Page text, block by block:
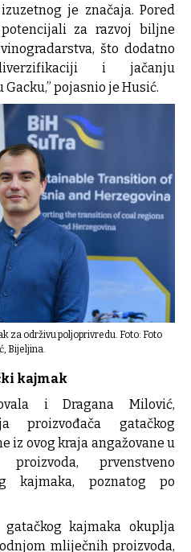
je značaja. Pored
za razvoj biljne
što dodatno
i jačanju
pojasnio je Husić.
za održivu poljoprivredu. Foto: Foto
Bijeljina.
kajmak
i Dragana Milović,
proizvođača gatačkog
iz ovog kraja angažovane u
prvenstveno
kajmaka, poznatog po
gatačkog kajmaka okuplja
mliječnih proizvoda,